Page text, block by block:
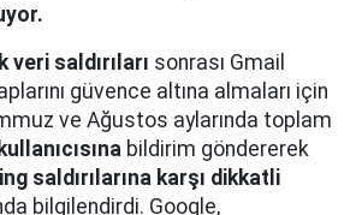
veri saldırıları sonrası Gmail
güvence altına almaları için
ve Ağustos aylarında toplam
bildirim göndererek
saldırılarına karşı dikkatli
bilgilendirdi. Google,